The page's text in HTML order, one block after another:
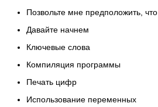
Позвольте мне предположить,
Давайте начнем
Ключевые слова
Компиляция программы
Печать цифр
Использование переменных